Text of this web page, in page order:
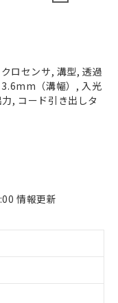
ロセンサ, 溝型, 透過
（溝幅）, 入光
, コード引き出しタ
情報更新